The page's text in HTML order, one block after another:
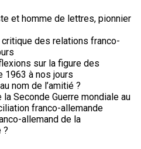
et homme de lettres, pionnier
critique des relations franco-
sur la figure des
1963 à nos jours
nom de l’amitié ?
Seconde Guerre mondiale au
franco-allemande
allemand de la
?